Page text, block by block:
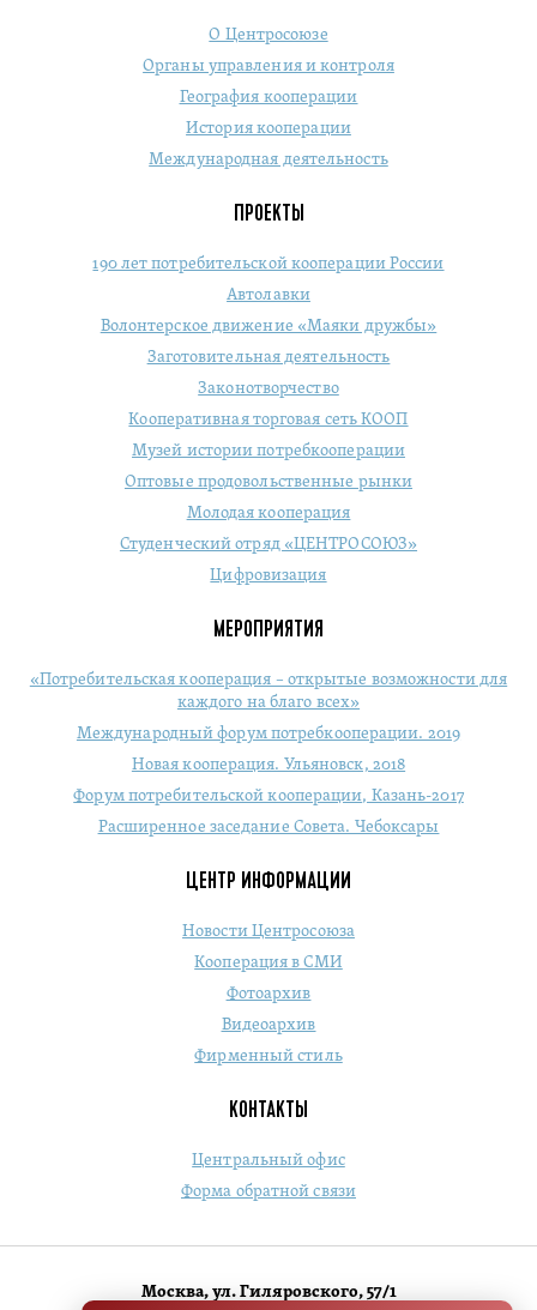
О Центросоюзе
Органы управления и контроля
География кооперации
История кооперации
Международная деятельность
ПРОЕКТЫ
190 лет потребительской кооперации России
Автолавки
Волонтерское движение «Маяки дружбы»
Заготовительная деятельность
Законотворчество
Кооперативная торговая сеть КООП
Музей истории потребкооперации
Оптовые продовольственные рынки
Молодая кооперация
Студенческий отряд «ЦЕНТРОСОЮЗ»
Цифровизация
МЕРОПРИЯТИЯ
«Потребительская кооперация – открытые возможности для
каждого на благо всех»
Международный форум потребкооперации. 2019
Новая кооперация. Ульяновск, 2018
Форум потребительской кооперации, Казань-2017
Расширенное заседание Совета. Чебоксары
ЦЕНТР ИНФОРМАЦИИ
Новости Центросоюза
Кооперация в СМИ
Фотоархив
Видеоархив
Фирменный стиль
КОНТАКТЫ
Центральный офис
Форма обратной связи
Москва, ул. Гиляровского, 57/1